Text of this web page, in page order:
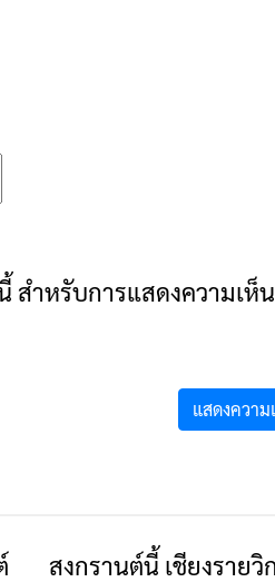
สำหรับการแสดงความเห็
ข่าวเชีย
สงกรานต์นี้ เชียงรายวิ